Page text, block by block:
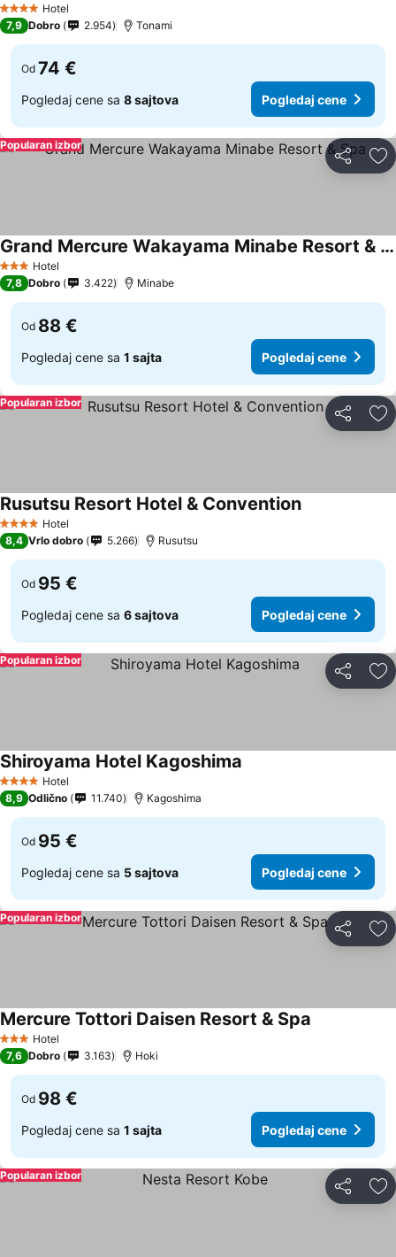
4 ZvezdiceHotel
7,9 Dobro 2.954 Tonami
Od 74 €
Pogledaj cene sa 8 sajtova Pogledaj cene
Deli
Popularan izbor
3 Zvezdice
Hotel
Grand Mercure Wakayama Minabe Resort & Spa
7,8 Dobro 3.422 Minabe
Od 88 €
Pogledaj cene sa 1 sajta Pogledaj cene
Deli
Popularan izbor
4 ZvezdiceHotel
Rusutsu Resort Hotel & Convention
8,4 Vrlo dobro 5.266 Rusutsu
Od 95 €
Pogledaj cene sa 6 sajtova Pogledaj cene
Deli
Popularan izbor
4 ZvezdiceHotel
Shiroyama Hotel Kagoshima
8,9 Odlično 11.740 Kagoshima
Od 95 €
Pogledaj cene sa 5 sajtova Pogledaj cene
Deli
Popularan izbor
3 Zvezdice
Hotel
Mercure Tottori Daisen Resort & Spa
7,6 Dobro 3.163 Hoki
Od 98 €
Pogledaj cene sa 1 sajta Pogledaj cene
Deli
Popularan izbor